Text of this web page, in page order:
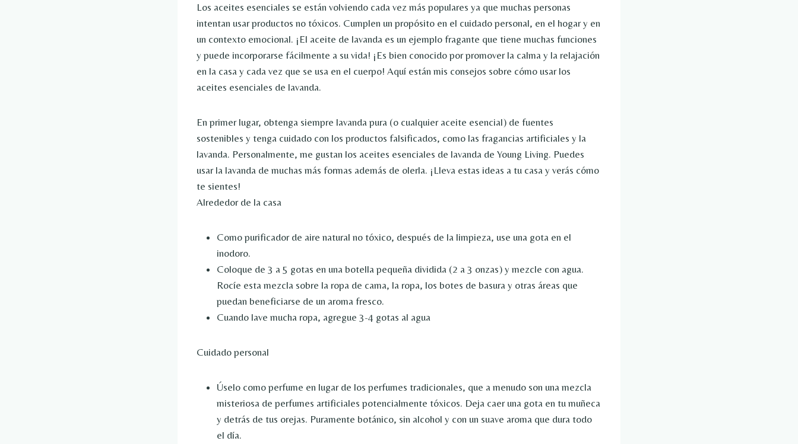
Los aceites esenciales se están volviendo cada vez más populares ya que muchas personas
intentan usar productos no tóxicos. Cumplen un propósito en el cuidado personal, en el hogar y en
un contexto emocional. ¡El aceite de lavanda es un ejemplo fragante que tiene muchas funciones
y puede incorporarse fácilmente a su vida! ¡Es bien conocido por promover la calma y la relajación
en la casa y cada vez que se usa en el cuerpo! Aquí están mis consejos sobre cómo usar los
aceites esenciales de lavanda.
En primer lugar, obtenga siempre lavanda pura (o cualquier aceite esencial) de fuentes
sostenibles y tenga cuidado con los productos falsificados, como las fragancias artificiales y la
lavanda. Personalmente, me gustan los aceites esenciales de lavanda de Young Living. Puedes
usar la lavanda de muchas más formas además de olerla. ¡Lleva estas ideas a tu casa y verás cómo
te sientes!
Alrededor de la casa
Como purificador de aire natural no tóxico, después de la limpieza, use una gota en el
inodoro.
Coloque de 3 a 5 gotas en una botella pequeña dividida (2 a 3 onzas) y mezcle con agua.
Rocíe esta mezcla sobre la ropa de cama, la ropa, los botes de basura y otras áreas que
puedan beneficiarse de un aroma fresco.
Cuando lave mucha ropa, agregue 3-4 gotas al agua
Cuidado personal
Úselo como perfume en lugar de los perfumes tradicionales, que a menudo son una mezcla
misteriosa de perfumes artificiales potencialmente tóxicos. Deja caer una gota en tu muñeca
y detrás de tus orejas. Puramente botánico, sin alcohol y con un suave aroma que dura todo
el día.